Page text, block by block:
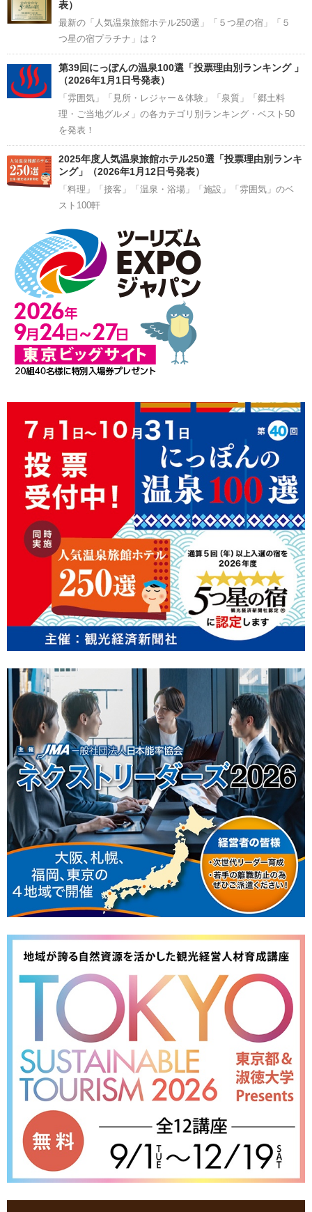
表）
最新の「人気温泉旅館ホテル250選」「５つ星の宿」「５
つ星の宿プラチナ」は？
第39回にっぽんの温泉100選「投票理由別ランキング 」
（2026年1月1日号発表）
「雰囲気」「見所・レジャー＆体験」「泉質」「郷土料
理・ご当地グルメ」の各カテゴリ別ランキング・ベスト50
を発表！
2025年度人気温泉旅館ホテル250選「投票理由別ランキ
ング」（2026年1月12日号発表）
「料理」「接客」「温泉・浴場」「施設」「雰囲気」のベ
スト100軒